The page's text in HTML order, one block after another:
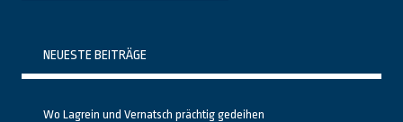
NEUESTE BEITRÄGE
Wo Lagrein und Vernatsch prächtig gedeihen